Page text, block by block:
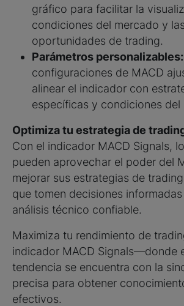
gráfico para facilitar la
condiciones del mercado y las
oportunidades de trading.
Parámetros personalizables:
configuraciones de MACD
alinear el indicador con
específicas y condiciones del
Optimiza tu estrategia de
Con el indicador MACD Signals,
pueden aprovechar el poder del
mejorar sus estrategias de
que tomen decisiones
análisis técnico confiable.
Maximiza tu rendimiento de
indicador MACD Signals—donde
tendencia se encuentra con la
precisa para obtener
efectivos.